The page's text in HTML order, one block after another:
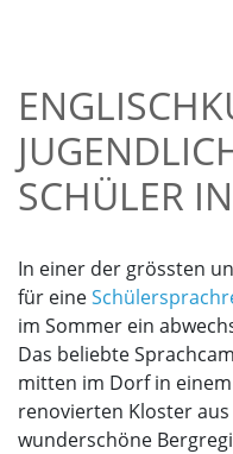
SCHÜLER
In einer der grössten
für eine
im Sommer ein
Das beliebte
mitten im Dorf in
renovierten Kloster
wunderschöne